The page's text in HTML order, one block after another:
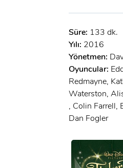
Beni Hatırla
Süre: 133 dk.
Yılı: 2016
Yönetmen:
Oyuncular:
Redmayne,
Waterston,
, Colin Farrell,
Dan Fogler